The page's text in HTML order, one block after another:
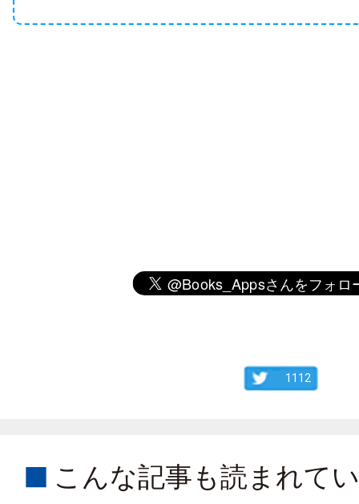
1112
こんな記事も読まれて